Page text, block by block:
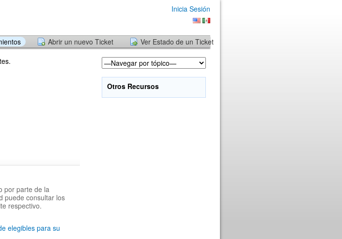
Inicia Sesión
Abrir un nuevo Ticket
Ver Estado de un Ticket
por parte de la
puede consultar los
respectivo.
elegibles para su
Otros Recursos